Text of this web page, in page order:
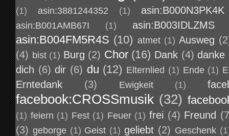
(1) asin:3881244352 (1) asin:B000N3PK4K
asin:B001AMB67I (1) asin:B003IDLZMS
asin:B004FM5R4S (10) atmet (1) Ausweg
(4) bist (1) Burg (2) Chor (16) Dank (4) danke
dich (6) dir (6) du (12) Elternlied (1) Ende (1)
Erntedank (3) Ewigkeit (1)
facebook:CROSSmusik (32)
(1) feiern (1) Fest (1) Feuer (1) frei (4) Freund
(3) geborge (1) Geist (1) geliebt (2) Geschenk